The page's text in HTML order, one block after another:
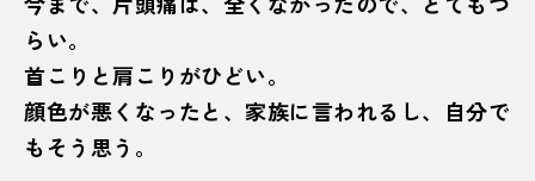
らい。
首こりと肩こりがひどい。
顔色が悪くなったと、家族に言われるし、自分で
もそう思う。